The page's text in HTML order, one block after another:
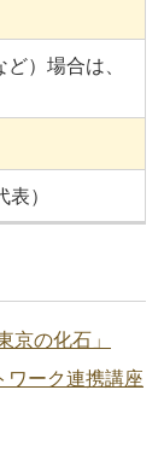
）場合は、
）
京の化石」
ワーク連携講座